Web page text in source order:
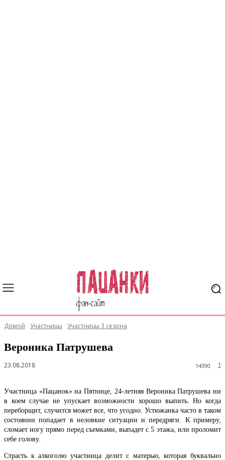
Домой Участницы Участницы 3 сезона
Вероника Патрушева
23.08.2018 1
14390
Участница «Пацанок» на Пятнице, 24-летняя Вероника Патрушева ни
в коем случае не упускает возможности хорошо выпить. Но когда
переборщит, случится может все, что угодно. Устюжанка часто в таком
состоянии попадает в неловкие ситуации и передряги. К примеру,
сломает ногу прямо перед съемками, выпадет с 5 этажа, или проломит
себе голову.
Страсть к алкоголю участница делит с матерью, которая буквально